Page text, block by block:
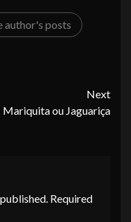
author's posts
Next
Mariquita ou Jaguariça
Required